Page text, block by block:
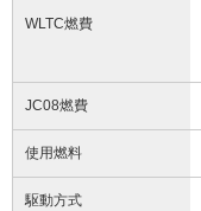
WLTC燃費
JC08燃費
使用燃料
駆動方式